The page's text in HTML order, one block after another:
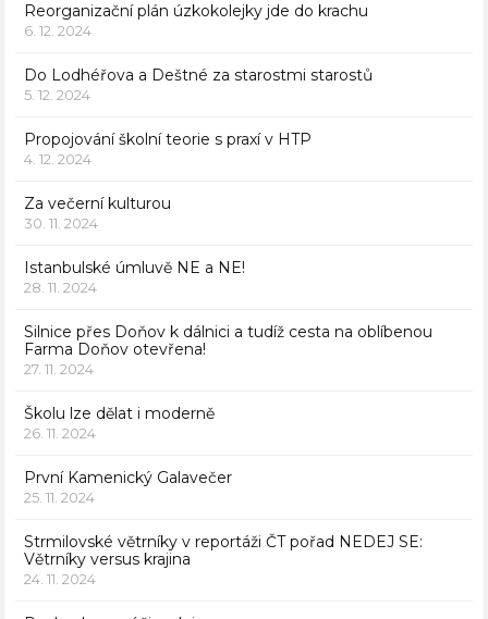
Reorganizační plán úzkokolejky jde do krachu
6. 12. 2024
Do Lodhéřova a Deštné za starostmi starostů
5. 12. 2024
Propojování školní teorie s praxí v HTP
4. 12. 2024
Za večerní kulturou
30. 11. 2024
Istanbulské úmluvě NE a NE!
28. 11. 2024
Silnice přes Doňov k dálnici a tudíž cesta na oblíbenou
Farma Doňov otevřena!
27. 11. 2024
Školu lze dělat i moderně
26. 11. 2024
První Kamenický Galavečer
25. 11. 2024
Strmilovské větrníky v reportáži ČT pořad NEDEJ SE:
Větrníky versus krajina
24. 11. 2024